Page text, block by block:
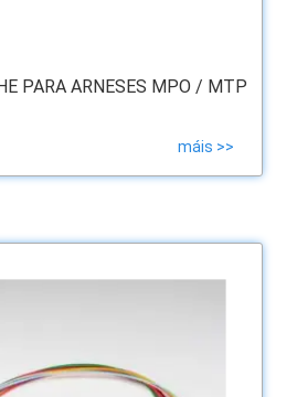
PARA ARNESES MPO / MTP
máis >>